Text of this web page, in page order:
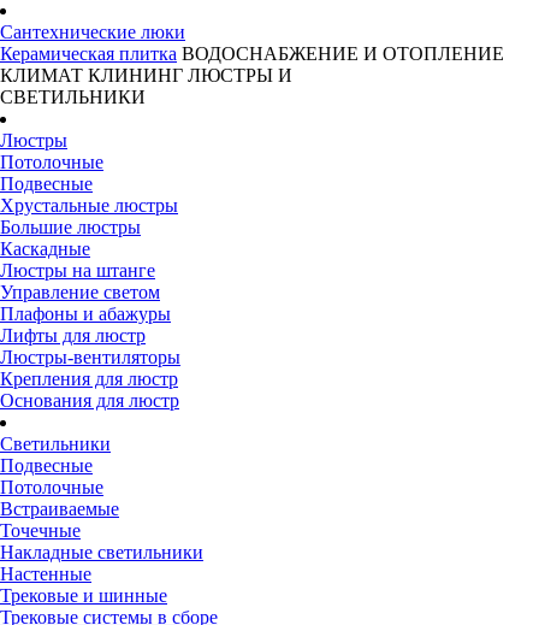
Сантехнические люки
Керамическая плитка ВОДОСНАБЖЕНИЕ И ОТОПЛЕНИЕ
КЛИМАТ КЛИНИНГ ЛЮСТРЫ И
СВЕТИЛЬНИКИ
Люстры
Потолочные
Подвесные
Хрустальные люстры
Большие люстры
Каскадные
Люстры на штанге
Управление светом
Плафоны и абажуры
Лифты для люстр
Люстры-вентиляторы
Крепления для люстр
Основания для люстр
Светильники
Подвесные
Потолочные
Встраиваемые
Точечные
Накладные светильники
Настенные
Трековые и шинные
Трековые системы в сборе